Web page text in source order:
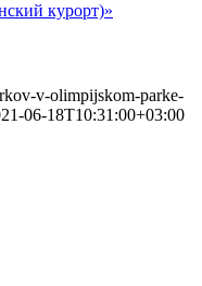
курорт)»
v-olimpijskom-parke-
06-18T10:31:00+03:00